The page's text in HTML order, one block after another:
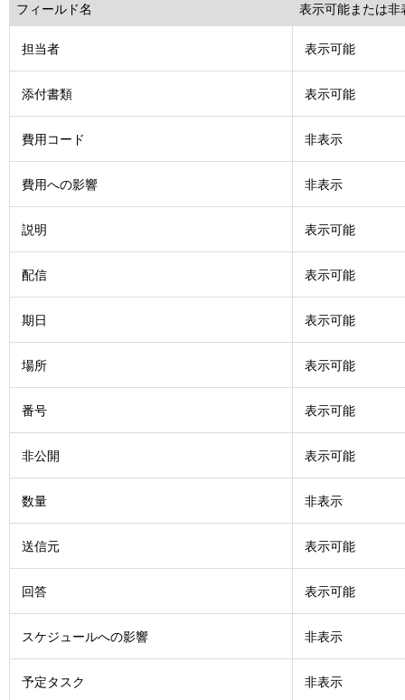
フィールド名 表示可能または非
担当者 表示可能
添付書類 表示可能
費用コード 非表示
費用への影響 非表示
説明 表示可能
配信 表示可能
期日 表示可能
場所 表示可能
番号 表示可能
非公開 表示可能
数量 非表示
送信元 表示可能
回答 表示可能
スケジュールへの影響 非表示
予定タスク 非表示